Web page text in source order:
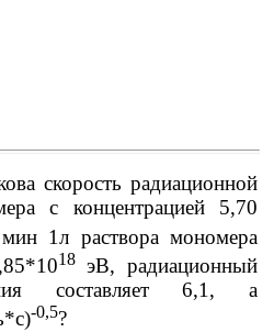
скорость радиационной
с концентрацией 5,70
1л раствора мономера
18эВ, радиационный
составляет 6,1, а
-0,5?